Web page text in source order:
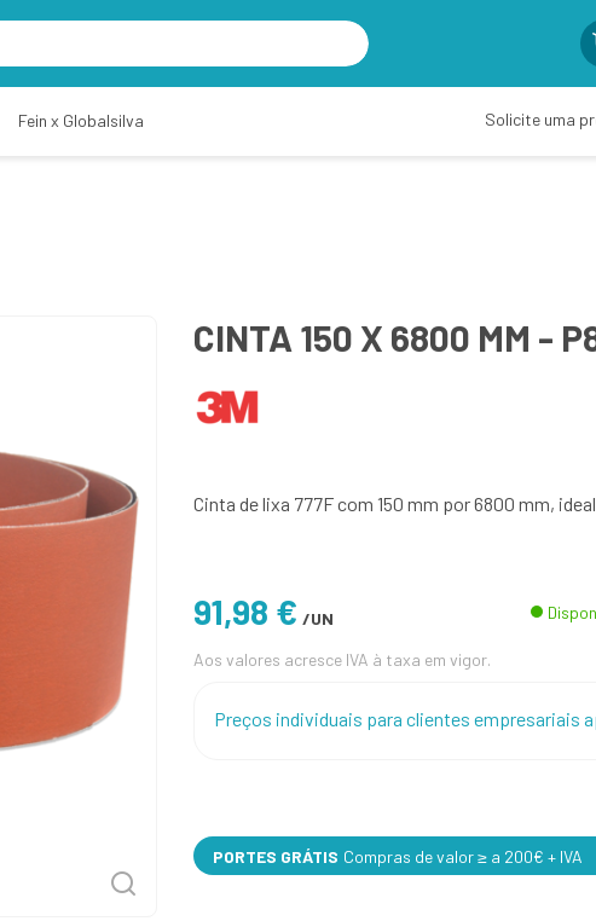
Fein x Globalsilva Solicite uma
CINTA 150 X 6800 MM -
Cinta de lixa 777F com 150 mm por 6800 mm,
91,98 € /UN
Aos valores acresce IVA à taxa em vigor.
Preços individuais para clientes empresariais
PORTES GRÁTIS Compras de valor ≥ a 200€ + IVA